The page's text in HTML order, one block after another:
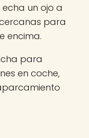
un ojo a
para
encima.
para
en coche,